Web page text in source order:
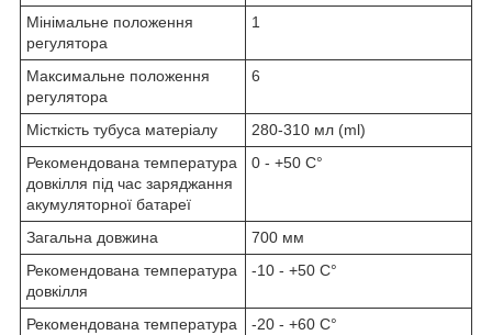
Мінімальне положення
регулятора
1
Максимальне положення
регулятора
6
Місткість тубуса матеріалу
280-310 мл (ml)
Рекомендована температура
довкілля під час заряджання
акумуляторної батареї
0 - +50 С°
Загальна довжина
700 мм
Рекомендована температура
довкілля
-10 - +50 С°
Рекомендована температура
-20 - +60 С°